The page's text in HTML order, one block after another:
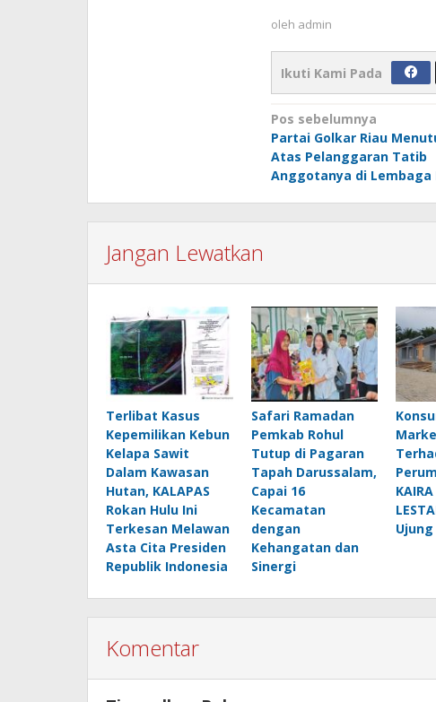
oleh admin
Ikuti Kami Pada
Navigasi
pos
Pos sebelumnya
Partai Golkar Riau
Atas Pelanggaran Tatib
Anggotanya di Lembaga
Jangan Lewatkan
Terlibat Kasus
Kepemilikan Kebun
Kelapa Sawit
Dalam Kawasan
Hutan, KALAPAS
Rokan Hulu Ini
Terkesan Melawan
Asta Cita Presiden
Republik Indonesia
Safari Ramadan
Pemkab Rohul
Tutup di Pagaran
Tapah Darussalam,
Capai 16
Kecamatan
dengan
Kehangatan dan
Sinergi
Komentar